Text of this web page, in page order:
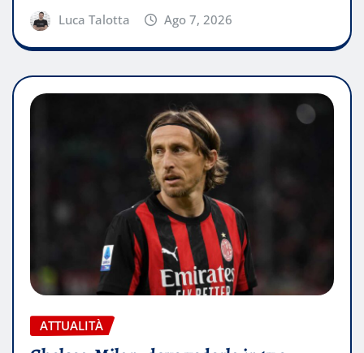
Luca Talotta Ago 7, 2026
ATTUALITÀ